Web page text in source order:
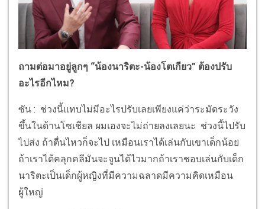
ถามต่อมาอยู่ลูกๆ “น้องนาริตะ-น้องโตเกียว” ต้องปรับ
อะไรอีกไหม?
ซัน : ช่วงนี้แทบไม่มีอะไรปรับเลยเพียงแค่ว่าระมัดระวัง
ขึ้นในด้านโซเชียล ผมเองจะไม่ถ่ายลงเลยนะ ช่วงนี้ไปรับ
ไปส่ง ถ้าตื่นไหวก็จะไป เหมือนเราได้เล่นกับเขาเด็กน้อย
ถ้าเราได้คลุกคลีมันจะจูนได้ไวมากถ้าเราชอบเล่นกับเด็ก
นาริตะเป็นเด็กผู้หญิงที่มีความฉลาดมีความคิดเหมือน
ผู้ใหญ่